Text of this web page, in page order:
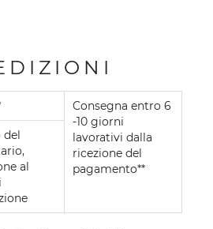
Consegna entro 6
-10 giorni
lavorativi dalla
ricezione del
pagamento**
del
al